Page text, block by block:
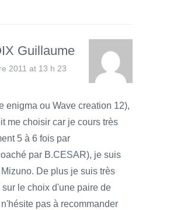
Guillaume
2011 at 13 h 23
enigma ou Wave creation 12),
me choisir car je cours très
5 à 6 fois par
par B.CESAR), je suis
De plus je suis très
le choix d'une paire de
pas à recommander